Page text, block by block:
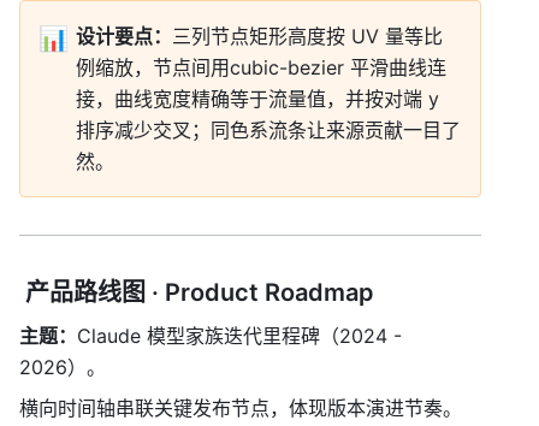
📊 设计要点： 三列节点矩形高度按 UV 量等比
例缩放，节点间用cubic-bezier 平滑曲线连
接，曲线宽度精确等于流量值，并按对端 y
排序减少交叉；同色系流条让来源贡献一目了
然。
产品路线图 · Product Roadmap
主题： Claude 模型家族迭代里程碑（2024 -
2026）。
横向时间轴串联关键发布节点，体现版本演进节奏。